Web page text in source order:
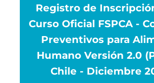
Registro de
Curso Oficial FSPCA -
Preventivos para
Humano Versión 2.0
Chile - Diciembre